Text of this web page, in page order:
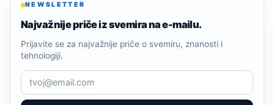
NEWSLETTER
Najvažnije priče iz svemira na e-mailu.
Prijavite se za najvažnije priče o svemiru, znanosti i
tehnologiji.